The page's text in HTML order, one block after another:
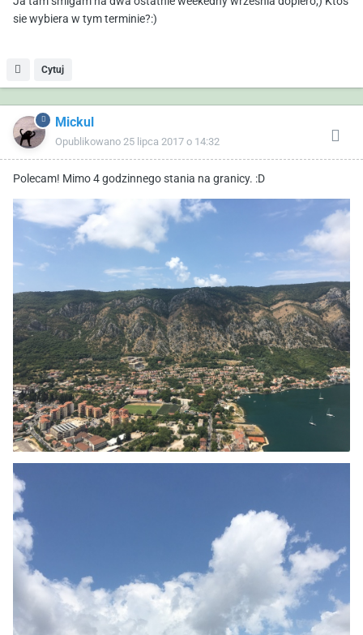
sie wybiera w tym terminie?:)
Cytuj
Mickul
Opublikowano 25 lipca 2017 o 14:32
Polecam! Mimo 4 godzinnego stania na granicy. :D